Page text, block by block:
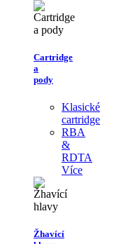
Cartridge
a
pody
Klasické
cartridge
RBA
&
RDTA
Více
Žhavící